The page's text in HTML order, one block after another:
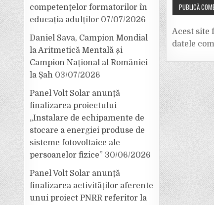
Acest site
datele
competențelor formatorilor în
educația adulților 07/07/2026
Daniel Sava, Campion Mondial
la Aritmetică Mentală și
Campion Național al României
la Șah 03/07/2026
Panel Volt Solar anunță
finalizarea proiectului
„Instalare de echipamente de
stocare a energiei produse de
sisteme fotovoltaice ale
persoanelor fizice” 30/06/2026
Panel Volt Solar anunță
finalizarea activităților aferente
unui proiect PNRR referitor la